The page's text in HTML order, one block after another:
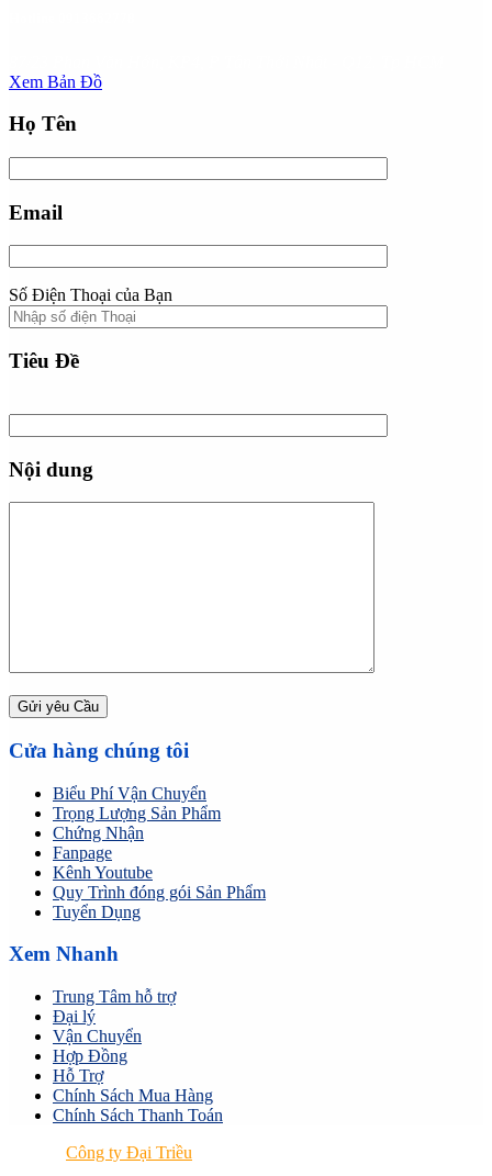
Xem Bản Đồ
Họ Tên
Email
Số Điện Thoại của Bạn
Tiêu Đề
Nội dung
Cửa hàng chúng tôi
Biểu Phí Vận Chuyển
Trọng Lượng Sản Phẩm
Chứng Nhận
Fanpage
Kênh Youtube
Quy Trình đóng gói Sản Phẩm
Tuyển Dụng
Xem Nhanh
Trung Tâm hỗ trợ
Đại lý
Vận Chuyển
Hợp Đồng
Hỗ Trợ
Chính Sách Mua Hàng
Chính Sách Thanh Toán
Công ty Đại Triều